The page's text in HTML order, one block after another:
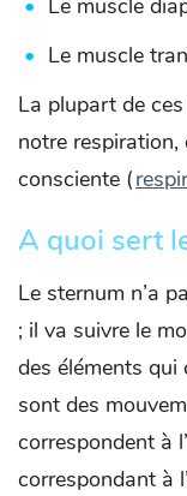
Le muscle
Le muscle
La plupart de
notre
consciente (
A quoi sert
Le sternum n’a
; il va suivre le
des éléments
sont des
correspondent à
correspondant à